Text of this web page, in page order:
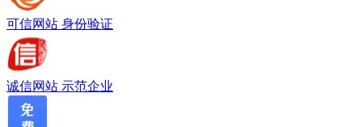
可信网站 身份验证
诚信网站 示范企业